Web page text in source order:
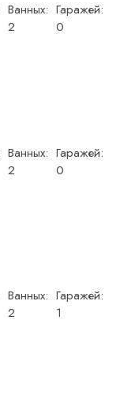
Ванных:
2
Гаражей:
0
Ванных:
2
Гаражей:
0
Ванных:
2
Гаражей:
1